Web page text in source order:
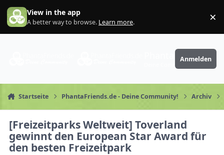
Zum Inhalt springen
View in the app
A better way to browse. Learn more. ×
PhantaFriends.de
Anmelden
Startseite PhantaFriends.de - Deine Community! Archiv
[Freizeitparks Weltweit] Toverland
gewinnt den European Star Award für
den besten Freizeitpark